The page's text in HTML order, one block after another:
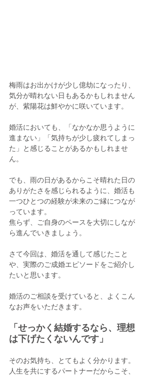
梅雨はお出かけが少し億劫になったり、
気分が晴れない日もあるかもしれません
が、紫陽花は鮮やかに咲いています。
婚活においても、「なかなか思うように
進まない」「気持ちが少し疲れてしまっ
た」と感じることがあるかもしれませ
ん。
でも、雨の日があるからこそ晴れた日の
ありがたさを感じられるように、婚活も
一つひとつの経験が未来のご縁につなが
っています。
焦らず、ご自身のペースを大切にしなが
ら進んでいきましょう。
さて今回は、婚活を通して感じたこと
や、実際のご成婚エピソードをご紹介し
たいと思います。
婚活のご相談を受けていると、よくこん
なお声をいただきます。
「せっかく結婚するなら、理想
は下げたくないんです」
そのお気持ち、とてもよく分かります。
人生を共にするパートナーだからこそ、